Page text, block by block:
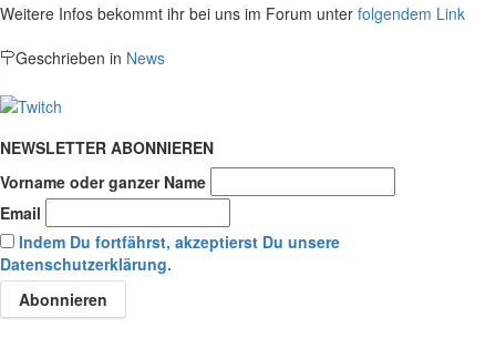
Weitere Infos bekommt ihr bei uns im Forum unter folgendem Link
Geschrieben in News
NEWSLETTER ABONNIEREN
Vorname oder ganzer Name
Email
Indem Du fortfährst, akzeptierst Du unsere
Datenschutzerklärung.